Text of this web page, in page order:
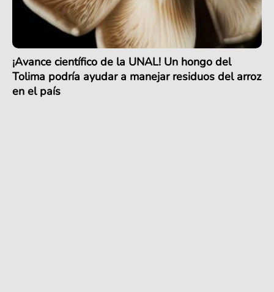
¡Avance científico de la UNAL! Un hongo del
Tolima podría ayudar a manejar residuos del arroz
en el país